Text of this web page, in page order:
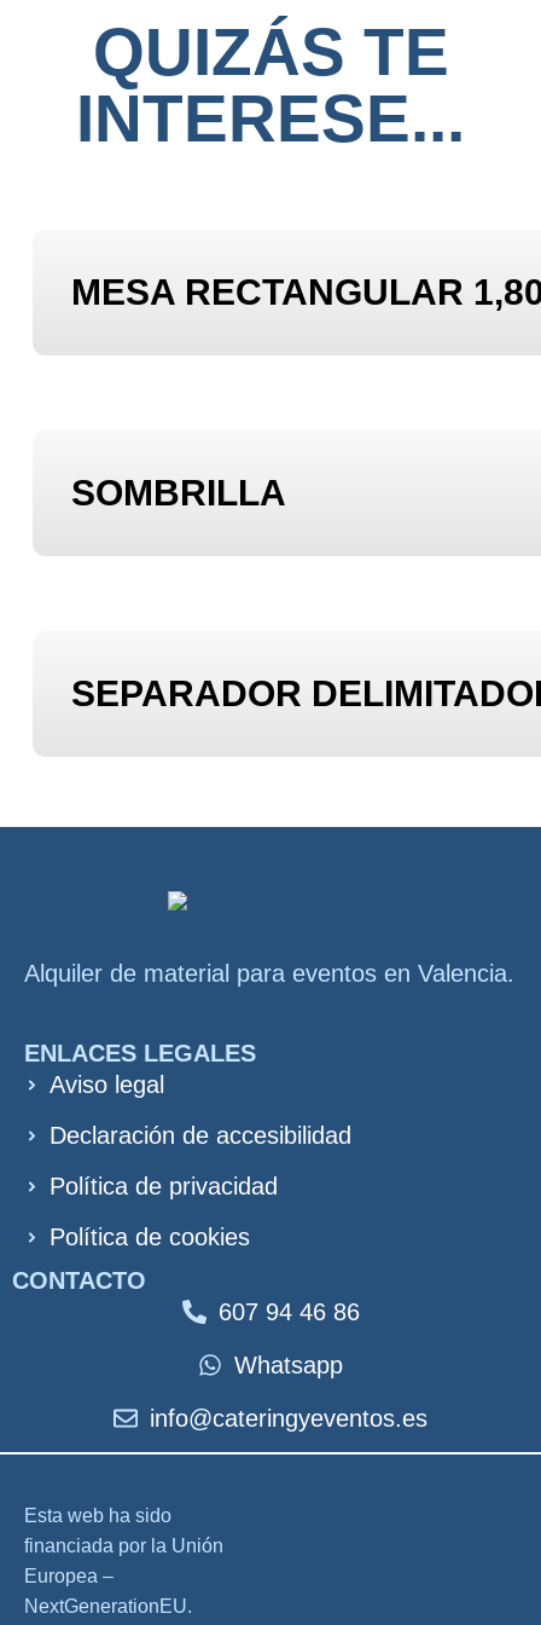
QUIZÁS TE
INTERESE...
MESA RECTANGULAR
SOMBRILLA
SEPARADOR
Alquiler de material para eventos en Valencia.
ENLACES LEGALES
Aviso legal
Declaración de accesibilidad
Política de privacidad
Política de cookies
CONTACTO
607 94 46 86
Whatsapp
info@cateringyeventos.es
Esta web ha sido
financiada por la Unión
Europea –
NextGenerationEU.